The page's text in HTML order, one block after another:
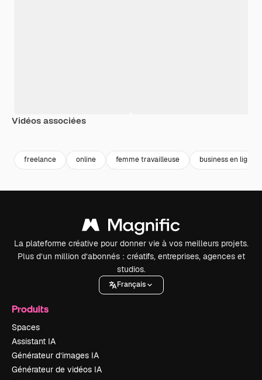
Vidéos associées
freelance online femme travailleuse business en ligne
La plateforme créative pour donner vie à vos meilleurs projets.
Plus d’un million d’abonnés : créatifs, entreprises, agences et
studios.
Français
Produits
Spaces
Assistant IA
Générateur d’images IA
Générateur de vidéos IA